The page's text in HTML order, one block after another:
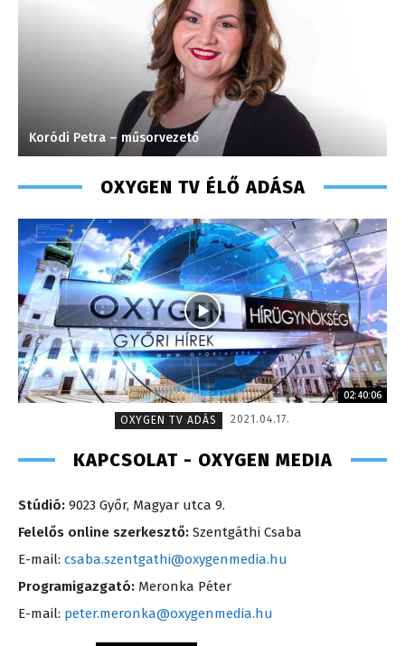
Koródi Petra – műsorvezető
OXYGEN TV ÉLŐ ADÁSA
02:40:06
OXYGEN TV ADÁS
2021.04.17.
KAPCSOLAT - OXYGEN MEDIA
Stúdió: 9023 Győr, Magyar utca 9.
Felelős online szerkesztő: Szentgáthi Csaba
E-mail: csaba.szentgathi@oxygenmedia.hu
Programigazgató: Meronka Péter
E-mail: peter.meronka@oxygenmedia.hu